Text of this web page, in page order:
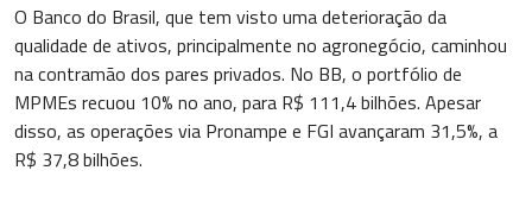
O Banco do Brasil, que tem visto uma deterioração da
qualidade de ativos, principalmente no agronegócio, caminhou
na contramão dos pares privados. No BB, o portfólio de
MPMEs recuou 10% no ano, para R$ 111,4 bilhões. Apesar
disso, as operações via Pronampe e FGI avançaram 31,5%, a
R$ 37,8 bilhões.